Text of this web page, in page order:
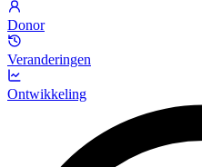
Donor
Veranderingen
Ontwikkeling